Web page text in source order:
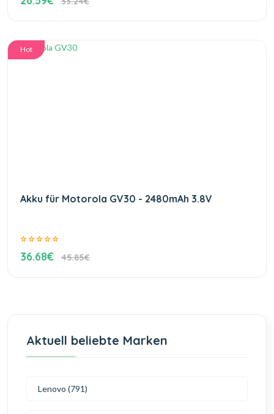
Hot
Akku für Motorola GV30 - 2480mAh 3.8V
36.68€ 45.85€
Aktuell beliebte Marken
Lenovo (791)